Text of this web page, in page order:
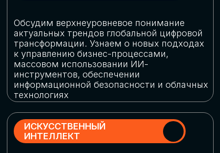
Выясним, как в наши дни уверенно
защищать свой бизнес от киберугроз
РОБОТИЗАЦИЯ
Узнаем, в каких отраслях ИИ
«материализуется», какие роботы
решают сложные бизнес-задачи, а где
только обсуждают концепции
роботизации и потенциальные бюджеты
на тестирование образцов